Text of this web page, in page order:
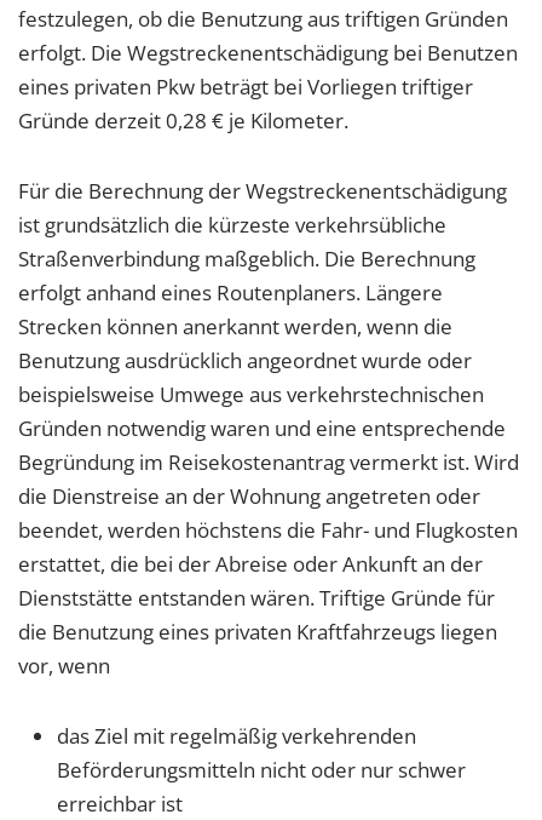
festzulegen, ob die Benutzung aus triftigen Gründen
erfolgt. Die Wegstreckenentschädigung bei Benutzen
eines privaten Pkw beträgt bei Vorliegen triftiger
Gründe derzeit 0,28 € je Kilometer.
Für die Berechnung der Wegstreckenentschädigung
ist grundsätzlich die kürzeste verkehrsübliche
Straßenverbindung maßgeblich. Die Berechnung
erfolgt anhand eines Routenplaners. Längere
Strecken können anerkannt werden, wenn die
Benutzung ausdrücklich angeordnet wurde oder
beispielsweise Umwege aus verkehrstechnischen
Gründen notwendig waren und eine entsprechende
Begründung im Reisekostenantrag vermerkt ist. Wird
die Dienstreise an der Wohnung angetreten oder
beendet, werden höchstens die Fahr- und Flugkosten
erstattet, die bei der Abreise oder Ankunft an der
Dienststätte entstanden wären. Triftige Gründe für
die Benutzung eines privaten Kraftfahrzeugs liegen
vor, wenn
das Ziel mit regelmäßig verkehrenden
Beförderungsmitteln nicht oder nur schwer
erreichbar ist